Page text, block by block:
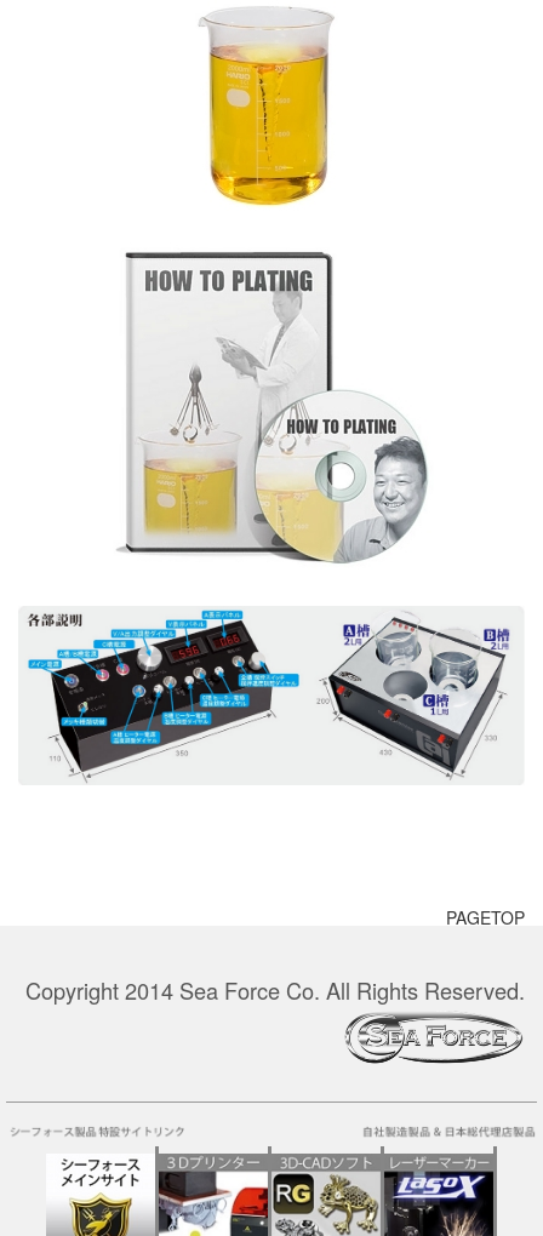
PAGETOP
Copyright 2014 Sea Force Co. All Rights Reserved.